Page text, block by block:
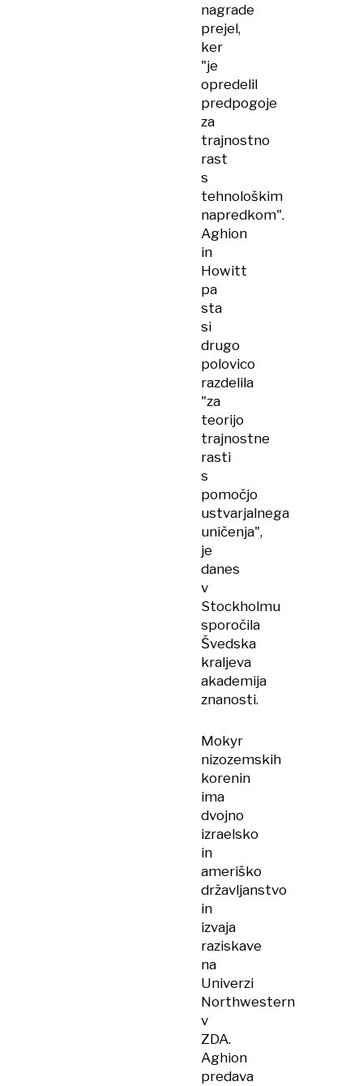
nagrade
prejel,
ker
"je
opredelil
predpogoje
za
trajnostno
rast
s
tehnološkim
napredkom".
Aghion
in
Howitt
pa
sta
si
drugo
polovico
razdelila
"za
teorijo
trajnostne
rasti
s
pomočjo
ustvarjalnega
uničenja",
je
danes
v
Stockholmu
sporočila
Švedska
kraljeva
akademija
znanosti.
Mokyr
nizozemskih
korenin
ima
dvojno
izraelsko
in
ameriško
državljanstvo
in
izvaja
raziskave
na
Univerzi
Northwestern
v
ZDA.
Aghion
predava